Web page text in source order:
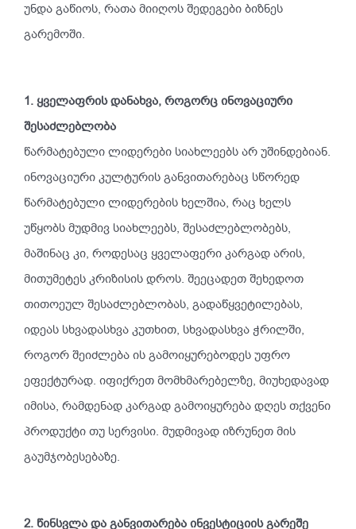
უნდა გაწიოს, რათა მიიღოს შედეგები ბიზნეს
გარემოში.
1. ყველაფრის დანახვა, როგორც ინოვაციური
შესაძლებლობა
წარმატებული ლიდერები სიახლეებს არ უშინდებიან.
ინოვაციური კულტურის განვითარებაც სწორედ
წარმატებული ლიდერების ხელშია, რაც ხელს
უწყობს მუდმივ სიახლეებს, შესაძლებლობებს,
მაშინაც კი, როდესაც ყველაფერი კარგად არის,
მითუმეტეს კრიზისის დროს. შეეცადეთ შეხედოთ
თითოეულ შესაძლებლობას, გადაწყვეტილებას,
იდეას სხვადასხვა კუთხით, სხვადასხვა ჭრილში,
როგორ შეიძლება ის გამოიყურებოდეს უფრო
ეფექტურად. იფიქრეთ მომხმარებელზე, მიუხედავად
იმისა, რამდენად კარგად გამოიყურება დღეს თქვენი
პროდუქტი თუ სერვისი. მუდმივად იზრუნეთ მის
გაუმჯობესებაზე.
2. წინსვლა და განვითარება ინვესტიციის გარეშე